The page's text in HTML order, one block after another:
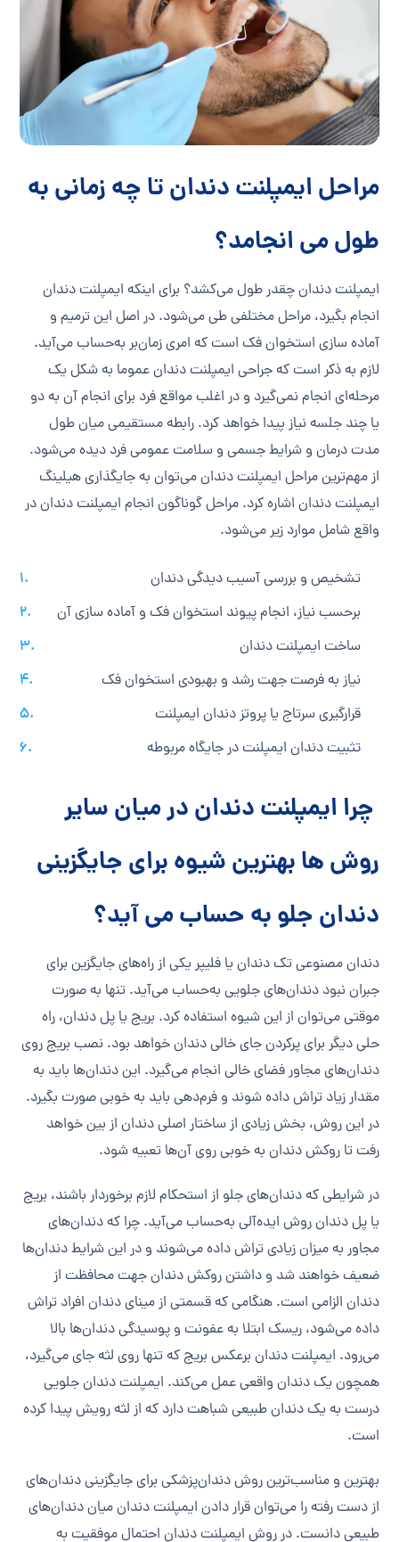
مراحل ایمپلنت دندان تا چه زمانی به
طول می‌ انجامد؟
ایمپلنت دندان چقدر طول می‌کشد؟ برای اینکه ایمپلنت دندان
انجام بگیرد، مراحل مختلفی طی می‌شود. در اصل این ترمیم و
آماده سازی استخوان فک است که امری زمان‌بر به‌حساب می‌آید.
لازم به ذکر است که جراحی ایمپلنت دندان عموما به شکل یک
مرحله‌ای انجام نمی‌گیرد و در اغلب مواقع فرد برای انجام آن به دو
یا چند جلسه نیاز پیدا خواهد کرد. رابطه مستقیمی میان طول
مدت درمان و شرایط جسمی و سلامت عمومی فرد دیده می‌شود.
از مهم‌ترین مراحل ایمپلنت دندان می‌توان به جایگذاری هیلینگ
ایمپلنت دندان اشاره کرد. مراحل گوناگون انجام ایمپلنت دندان در
واقع شامل موارد زیر می‌شود.
تشخیص و بررسی آسیب دیدگی دندان
برحسب نیاز، انجام پیوند استخوان فک و آماده سازی آن
ساخت ایمپلنت دندان
نیاز به فرصت جهت رشد و بهبودی استخوان فک
قرارگیری سرتاج یا پروتز دندان ایمپلنت
تثبیت دندان ایمپلنت در جایگاه مربوطه
چرا ایمپلنت دندان در میان سایر
روش‌ ها بهترین شیوه برای جایگزینی
دندان جلو به حساب می‌ آید؟
دندان مصنوعی تک دندان یا فلیپر یکی از راه‌های جایگزین برای
جبران نبود دندان‌های جلویی به‌حساب می‌آید. تنها به صورت
موقتی می‌توان از این شیوه استفاده کرد. بریج یا پل دندان، راه
حلی دیگر برای پرکردن جای خالی دندان خواهد بود. نصب بریج روی
دندان‌های مجاور فضای خالی انجام می‌گیرد. این دندان‌ها باید به
مقدار زیاد تراش داده شوند و فرم‌دهی باید به خوبی صورت بگیرد‌.
در این روش، بخش زیادی از ساختار اصلی دندان از بین خواهد
رفت تا روکش دندان به خوبی روی آن‌ها تعبیه شود‌.
در شرایطی که دندان‌های جلو از استحکام لازم برخوردار باشند، بریج
یا پل دندان روش ایده‌آلی به‌حساب می‌آید. چرا که دندان‌های
مجاور به میزان زیادی تراش داده می‌شوند‌ و در این شرایط دندان‌ها
ضعیف خواهند شد و داشتن روکش دندان جهت محافظت از
دندان الزامی است. هنگامی که قسمتی از مینای دندان افراد تراش
داده می‌شود، ریسک ابتلا به عفونت و پوسیدگی دندان‌ها بالا
می‌رود. ایمپلنت دندان برعکس بریج که تنها روی لثه جای می‌گیرد،
همچون یک دندان واقعی عمل می‌کند. ایمپلنت دندان جلویی
درست به یک دندان طبیعی شباهت دارد که از لثه رویش پیدا کرده
است.
بهترین و مناسب‌ترین روش دندان‌پزشکی برای جایگزینی دندان‌های
از دست رفته را می‌توان قرار دادن ایمپلنت دندان میان دندان‌های
طبیعی دانست. در روش ایمپلنت دندان احتمال موفقیت به